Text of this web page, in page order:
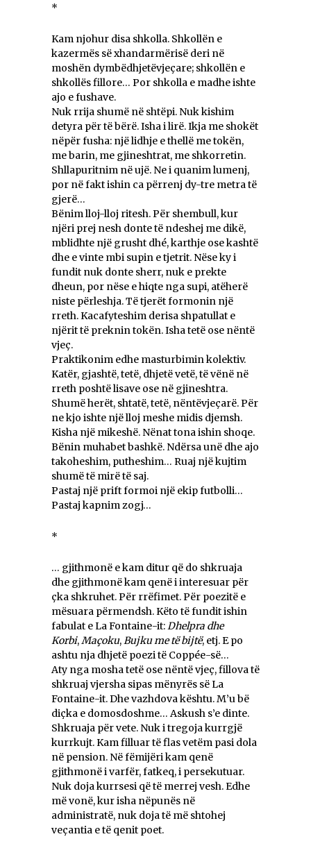
*
Kam njohur disa shkolla. Shkollën e
kazermës së xhandarmërisë deri në
moshën dymbëdhjetëvjeçare; shkollën e
shkollës fillore… Por shkolla e madhe ishte
ajo e fushave.
Nuk rrija shumë në shtëpi. Nuk kishim
detyra për të bërë. Isha i lirë. Ikja me shokët
nëpër fusha: një lidhje e thellë me tokën,
me barin, me gjineshtrat, me shkorretin.
Shllapuritnim në ujë. Ne i quanim lumenj,
por në fakt ishin ca përrenj dy-tre metra të
gjerë…
Bënim lloj-lloj ritesh. Për shembull, kur
njëri prej nesh donte të ndeshej me dikë,
mblidhte një grusht dhé, karthje ose kashtë
dhe e vinte mbi supin e tjetrit. Nëse ky i
fundit nuk donte sherr, nuk e prekte
dheun, por nëse e hiqte nga supi, atëherë
niste përleshja. Të tjerët formonin një
rreth. Kacafyteshim derisa shpatullat e
njërit të preknin tokën. Isha tetë ose nëntë
vjeç.
Praktikonim edhe masturbimin kolektiv.
Katër, gjashtë, tetë, dhjetë vetë, të vënë në
rreth poshtë lisave ose në gjineshtra.
Shumë herët, shtatë, tetë, nëntëvjeçarë. Për
ne kjo ishte një lloj meshe midis djemsh.
Kisha një mikeshë. Nënat tona ishin shoqe.
Bënin muhabet bashkë. Ndërsa unë dhe ajo
takoheshim, putheshim… Ruaj një kujtim
shumë të mirë të saj.
Pastaj një prift formoi një ekip futbolli…
Pastaj kapnim zogj…
*
… gjithmonë e kam ditur që do shkruaja
dhe gjithmonë kam qenë i interesuar për
çka shkruhet. Për rrëfimet. Për poezitë e
mësuara përmendsh. Këto të fundit ishin
fabulat e La Fontaine-it:Dhelpra dhe
Korbi,Maçoku,Bujku me të bijtë, etj. E po
ashtu nja dhjetë poezi të Coppée-së…
Aty nga mosha tetë ose nëntë vjeç, fillova të
shkruaj vjersha sipas mënyrës së La
Fontaine-it. Dhe vazhdova kështu. M’u bë
diçka e domosdoshme… Askush s’e dinte.
Shkruaja për vete. Nuk i tregoja kurrgjë
kurrkujt. Kam filluar të flas vetëm pasi dola
në pension. Në fëmijëri kam qenë
gjithmonë i varfër, fatkeq, i persekutuar.
Nuk doja kurrsesi që të merrej vesh. Edhe
më vonë, kur isha nëpunës në
administratë, nuk doja të më shtohej
veçantia e të qenit poet.